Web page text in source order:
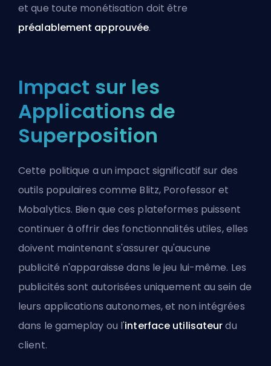
et que toute monétisation doit être
préalablement approuvée.
Impact sur les
Applications de
Superposition
Cette politique a un impact significatif sur des
outils populaires comme Blitz, Porofessor et
Mobalytics. Bien que ces plateformes puissent
continuer à offrir des fonctionnalités utiles, elles
doivent maintenant s'assurer qu'aucune
publicité n'apparaisse dans le jeu lui-même. Les
publicités sont autorisées uniquement au sein de
leurs applications autonomes, et non intégrées
dans le gameplay ou l'interface utilisateurdu
client.